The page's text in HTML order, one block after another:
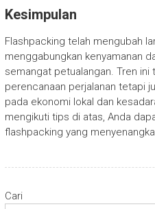
Kesimpulan
Flashpacking telah mengubah
menggabungkan kenyamanan
semangat petualangan. Tren ini
perencanaan perjalanan tetapi
pada ekonomi lokal dan
mengikuti tips di atas, Anda
flashpacking yang
Cari